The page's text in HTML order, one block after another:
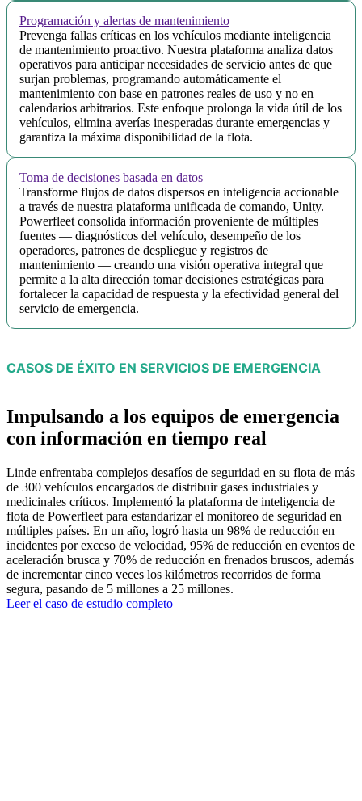
Programación y alertas de mantenimiento
Prevenga fallas críticas en los vehículos mediante inteligencia
de mantenimiento proactivo. Nuestra plataforma analiza datos
operativos para anticipar necesidades de servicio antes de que
surjan problemas, programando automáticamente el
mantenimiento con base en patrones reales de uso y no en
calendarios arbitrarios. Este enfoque prolonga la vida útil de los
vehículos, elimina averías inesperadas durante emergencias y
garantiza la máxima disponibilidad de la flota.
Toma de decisiones basada en datos
Transforme flujos de datos dispersos en inteligencia accionable
a través de nuestra plataforma unificada de comando, Unity.
Powerfleet consolida información proveniente de múltiples
fuentes — diagnósticos del vehículo, desempeño de los
operadores, patrones de despliegue y registros de
mantenimiento — creando una visión operativa integral que
permite a la alta dirección tomar decisiones estratégicas para
fortalecer la capacidad de respuesta y la efectividad general del
servicio de emergencia.
CASOS DE ÉXITO EN SERVICIOS DE EMERGENCIA
Impulsando a los equipos de emergencia
con información en tiempo real
Linde enfrentaba complejos desafíos de seguridad en su flota de más
de 300 vehículos encargados de distribuir gases industriales y
medicinales críticos. Implementó la plataforma de inteligencia de
flota de Powerfleet para estandarizar el monitoreo de seguridad en
múltiples países. En un año, logró hasta un 98% de reducción en
incidentes por exceso de velocidad, 95% de reducción en eventos de
aceleración brusca y 70% de reducción en frenados bruscos, además
de incrementar cinco veces los kilómetros recorridos de forma
segura, pasando de 5 millones a 25 millones.
Leer el caso de estudio completo